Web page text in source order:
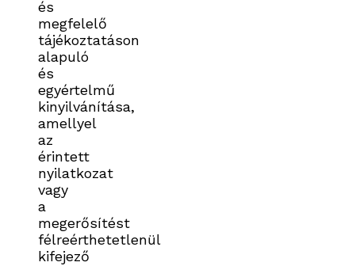
és
megfelelő
tájékoztatáson
alapuló
és
egyértelmű
kinyilvánítása,
amellyel
az
érintett
nyilatkozat
vagy
a
megerősítést
félreérthetetlenül
kifejező